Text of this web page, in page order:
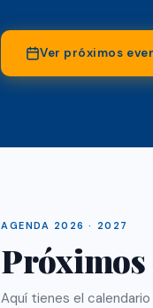
Ver próximos
AGENDA 2026 · 2027
Próximos
Aquí tienes el